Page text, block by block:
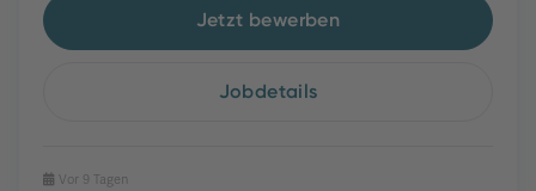
Jetzt bewerben
Jobdetails
Vor 9 Tagen